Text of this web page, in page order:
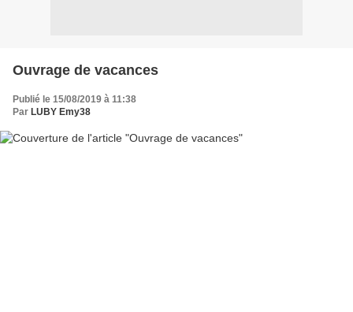
Ouvrage de vacances
Publié le 15/08/2019 à 11:38
Par LUBY Emy38